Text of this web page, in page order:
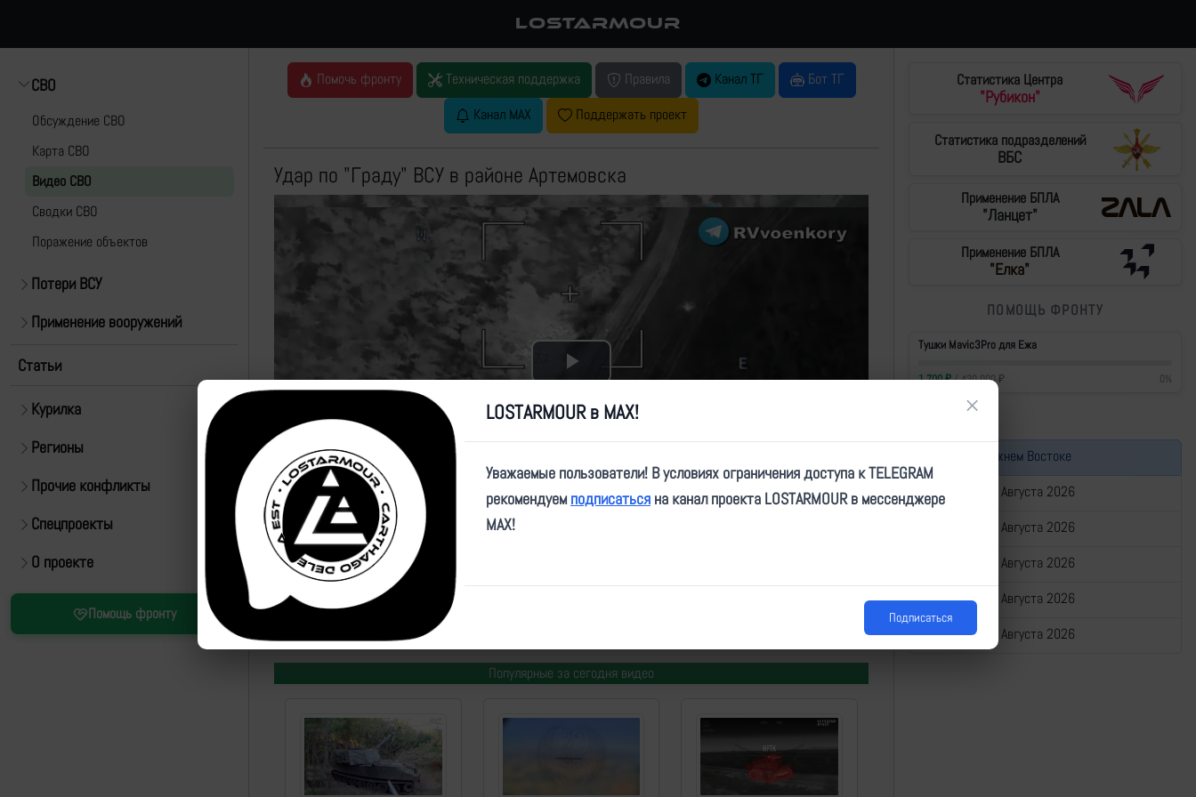
LOSTARMOUR
СВО
Обсуждение СВО
Карта СВО
Видео СВО
Cводки СВО
Поражение объектов
Потери ВСУ
Применение вооружений
Статьи
Курилка
Регионы
Прочие конфликты
Спецпроекты
О проекте
Помощь фронту
Помочь фронту Техническая поддержка Правила Канал ТГ
Бот ТГ
Канал MAX
Поддержать проект
Удар по "Граду" ВСУ в районе Артемовска
Play
Video
Источник:
https://t.me/RVvoenkor/50082
3832
Популярные за сегодня видео
Статистика Центра
"Рубикон"
Статистика подразделений
ВБС
Применение БПЛА
"Ланцет"
Применение БПЛА
"Елка"
ПОМОЩЬ ФРОНТУ
Тушки Mavic3Pro для Ежа
1 700₽/430 000₽ 0%
Война на Ближнем Востоке
Сводка за 05 Августа 2026
Сводка за 04 Августа 2026
Сводка за 03 Августа 2026
Сводка за 02 Августа 2026
Сводка за 01 Августа 2026
LOSTARMOUR в MAX! ×
Уважаемые пользователи! В условиях ограничения доступа к TELEGRAM
рекомендуем подписаться на канал проекта LOSTARMOUR в мессенджере
MAX!
Подписаться